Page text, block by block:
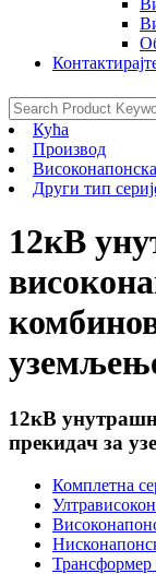
Кућа
Производ
Високонапонска
Други тип
12кВ
12кВ
прекидач за
Комплетна
Трансформер